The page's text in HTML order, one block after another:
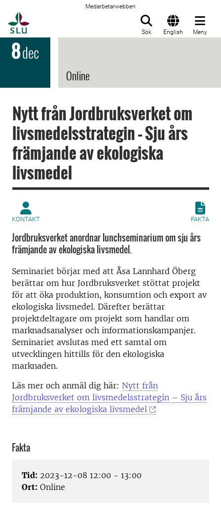
Medarbetarwebben
Sök English Meny
8dec
Online
Nytt från Jordbruksverket om
livsmedelsstrategin – Sju års
främjande av ekologiska
livsmedel
KONTAKT FAKTA
Jordbruksverket anordnar lunchseminarium om sju års
främjande av ekologiska livsmedel.
Seminariet börjar med att Åsa Lannhard Öberg
berättar om hur Jordbruksverket stöttat projekt
för att öka produktion, konsumtion och export av
ekologiska livsmedel. Därefter berättar
projektdeltagare om projekt som handlar om
marknadsanalyser och informationskampanjer.
Seminariet avslutas med ett samtal om
utvecklingen hittills för den ekologiska
marknaden.
Läs mer och anmäl dig här: Nytt från
Jordbruksverket om livsmedelsstrategin – Sju års
främjande av ekologiska livsmedel
Fakta
Tid: 2023-12-08 12:00 - 13:00
Ort: Online